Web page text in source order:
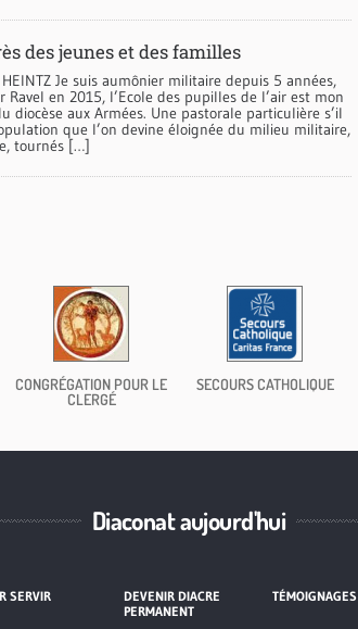
des jeunes et des familles
Je suis aumônier militaire depuis 5 années,
Ravel en 2015, l’Ecole des pupilles de l’air est mon
diocèse aux Armées. Une pastorale particulière s’il
que l’on devine éloignée du milieu militaire,
tournés […]
CONGRÉGATION POUR LE
CLERGÉ
SECOURS CATHOLIQUE
Diaconat aujourd'hui
SERVIR
DEVENIR DIACRE
PERMANENT
TÉMOIGNAGES